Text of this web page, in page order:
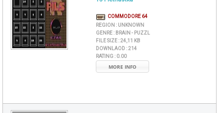
COMMODORE 64
REGION : UNKNOWN
GENRE : BRAIN - PUZZL
FILE SIZE :24,11 KB
DOWNLAOD :214
RATING : 0.00
MORE INFO